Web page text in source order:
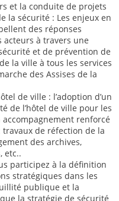
et la conduite de projets
la sécurité : Les enjeux en
des réponses
acteurs à travers une
et de prévention de
la ville à tous les services
des Assises de la
de ville : l’adoption d’un
de l’hôtel de ville pour les
renforcé
de réfection de la
des archives,
etc..
participez à la définition
stratégiques dans les
publique et la
la stratégie de sécurité